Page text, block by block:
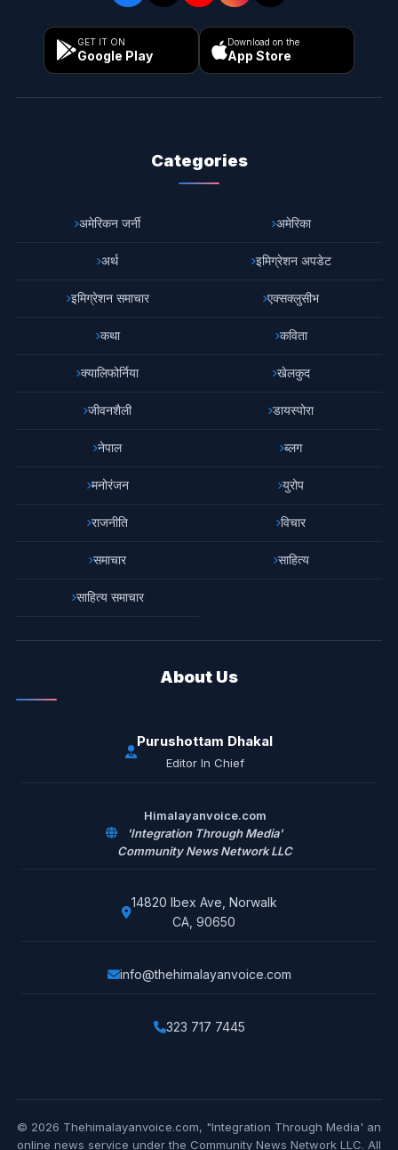
GET IT ON
Google Play
Download on the
App Store
Categories
अमेरिकन जर्नी अमेरिका
अर्थ इमिग्रेशन अपडेट
इमिग्रेशन समाचार एक्सक्लुसीभ
कथा कविता
क्यालिफोर्निया खेलकुद
जीवनशैली डायस्पोरा
नेपाल ब्लग
मनोरंजन युरोप
राजनीति विचार
समाचार साहित्य
साहित्य समाचार
About Us
Purushottam Dhakal
Editor In Chief
Himalayanvoice.com
'Integration Through Media'
Community News Network LLC
14820 Ibex Ave, Norwalk
CA, 90650
info@thehimalayanvoice.com
323 717 7445
© 2026 Thehimalayanvoice.com, "Integration Through Media' an
online news service under the Community News Network LLC. All